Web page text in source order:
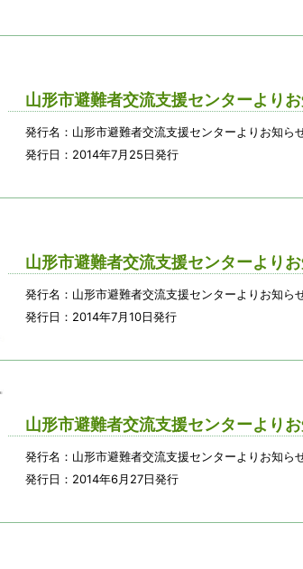
山形市避難者交流支援センターより
発行名：山形市避難者交流支援センターよりお知ら
発行日：2014年7月25日発行
山形市避難者交流支援センターより
発行名：山形市避難者交流支援センターよりお知ら
発行日：2014年7月10日発行
山形市避難者交流支援センターより
発行名：山形市避難者交流支援センターよりお知ら
発行日：2014年6月27日発行